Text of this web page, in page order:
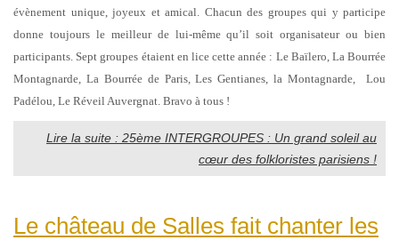
évènement unique, joyeux et amical. Chacun des groupes qui y participe
donne toujours le meilleur de lui-même qu’il soit organisateur ou bien
participants. Sept groupes étaient en lice cette année : Le Baïlero, La Bourrée
Montagnarde, La Bourrée de Paris, Les Gentianes, la Montagnarde, Lou
Padélou, Le Réveil Auvergnat. Bravo à tous !
Lire la suite : 25ème INTERGROUPES : Un grand soleil au
cœur des folkloristes parisiens !
Le château de Salles fait chanter les